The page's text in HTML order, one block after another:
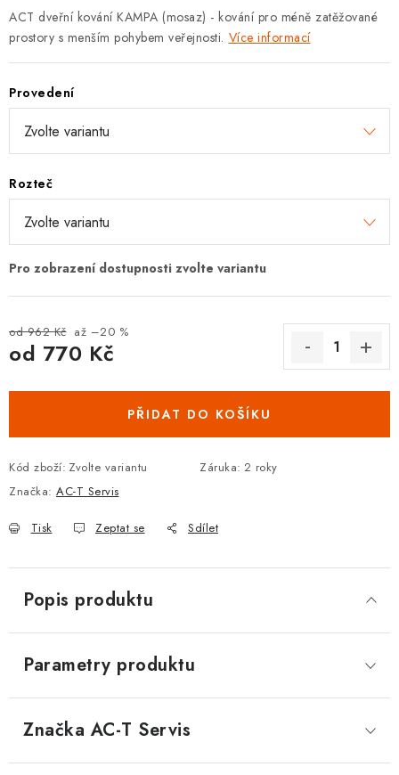
KOVÁNÍ A KLIKY
CYLINDRICKÉ VLOŽKY
ZÁMKY, PETLICE A ZÁVORY
PRO POSUVNÉ DVEŘE
POKLADNIČKY NA ZÁMEK
SCHRÁNKY NA KLÍČE
ZNAČKY
Kontakt O nás
ACT dveřní kování KAMPA (mosaz) - kování pro méně zatěžované
prostory s menším pohybem veřejnosti. Více informací
Provedení
Rozteč
od 962 Kč až –20 %
od 770 Kč
PŘIDAT DO KOŠÍKU
Kód zboží: Zvolte variantu Záruka: 2 roky
Značka: AC-T Servis
Tisk Zeptat se Sdílet
Popis produktu
Parametry produktu
Značka AC-T Servis